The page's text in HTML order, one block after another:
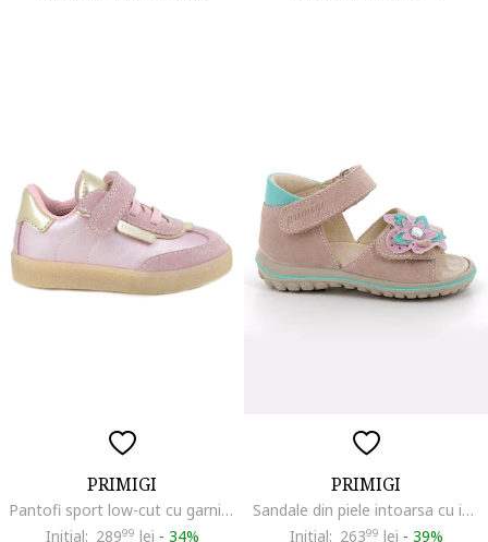
PRIMIGI
Pantofi sport low-cut cu garnituri din piele intoarsa, Auriu/Roz pastel/Roz pal
Initial: 28999 lei - 34%
PRIMIGI
Sandale din piele intoarsa cu inchidere velcro si aplicatie cu model floral, Roz pastel/Roz prafuit/Verde persan
Initial: 26399 lei - 39%